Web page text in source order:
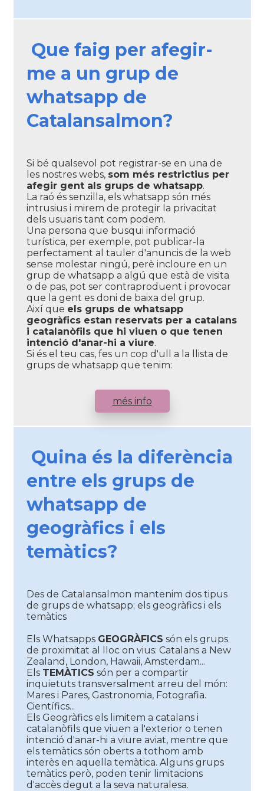
Que faig per afegir-
me a un grup de
whatsapp de
Catalansalmon?
Si bé qualsevol pot registrar-se en una de
les nostres webs, som més restrictius per
afegir gent als grups de whatsapp.
La raó és senzilla, els whatsapp són més
intrusius i mirem de protegir la privacitat
dels usuaris tant com podem.
Una persona que busqui informació
turística, per exemple, pot publicar-la
perfectament al tauler d'anuncis de la web
sense molestar ningú, perè incloure en un
grup de whatsapp a algú que està de visita
o de pas, pot ser contraproduent i provocar
que la gent es doni de baixa del grup.
Així que els grups de whatsapp
geogràfics estan reservats per a catalans
i catalanòfils que hi viuen o que tenen
intenció d'anar-hi a viure.
Si és el teu cas, fes un cop d'ull a la llista de
grups de whatsapp que tenim:
més info
Quina és la diferència
entre els grups de
whatsapp de
geogràfics i els
temàtics?
Des de Catalansalmon mantenim dos tipus
de grups de whatsapp; els geogràfics i els
temàtics
Els Whatsapps GEOGRÀFICS són els grups
de proximitat al lloc on vius: Catalans a New
Zealand, London, Hawaii, Amsterdam...
Els TEMÀTICS són per a compartir
inquietuts transversalment arreu del món:
Mares i Pares, Gastronomia, Fotografia.
Científics...
Els Geogràfics els limitem a catalans i
catalanòfils que viuen a l'exterior o tenen
intenció d'anar-hi a viure aviat, mentre que
els temàtics són oberts a tothom amb
interès en aquella temàtica. Alguns grups
temàtics però, poden tenir limitacions
d'accès degut a la seva naturalesa.